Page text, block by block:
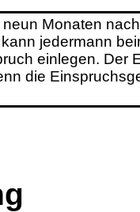
Monaten
jedermann
einlegen. Der
die